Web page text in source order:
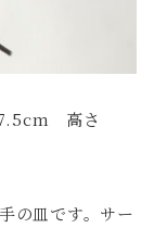
高さ
の皿です。サー